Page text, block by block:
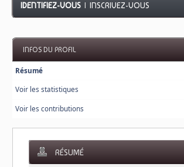
IDENTIFIEZ-VOUS |INSCRIVEZ-VOUS
INFOS DU PROFIL
Résumé
Voir les statistiques
Voir les contributions
RÉSUMÉ